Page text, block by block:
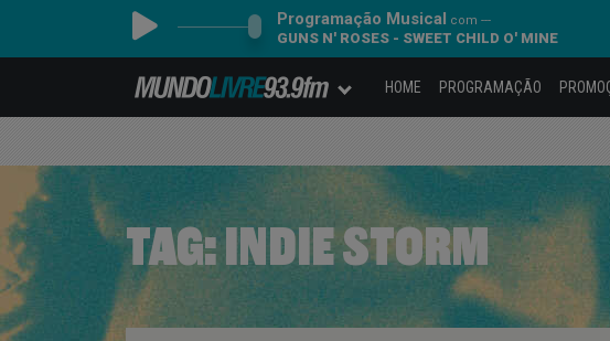
Programação Musical com ---
GUNS N' ROSES - SWEET CHILD O' MINE
HOME PROGRAMAÇÃO
TAG: INDIE STORM